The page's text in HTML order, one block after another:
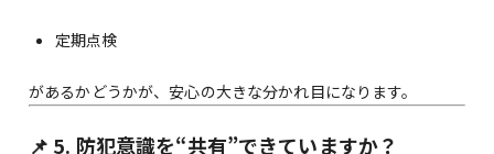
定期点検
があるかどうかが、安心の大きな分かれ目になります。
📌 5. 防犯意識を“共有”できていますか？